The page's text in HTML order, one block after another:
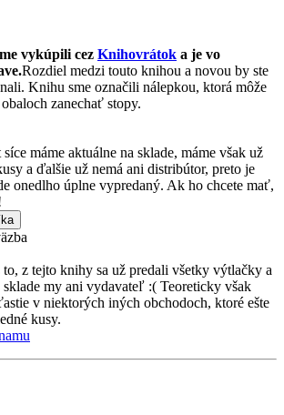
vykúpili cez Knihovrátok a je vo
Rozdiel medzi touto knihou a novou by ste
Knihu sme označili nálepkou, ktorá môže
zanechať stopy.
máme aktuálne na sklade, máme však už
a ďalšie už nemá ani distribútor, preto je
onedlho úplne vypredaný. Ak ho chcete mať,
z tejto knihy sa už predali všetky výtlačky a
sklade my ani vydavateľ :( Teoreticky však
v niektorých iných obchodoch, ktoré ešte
kusy.